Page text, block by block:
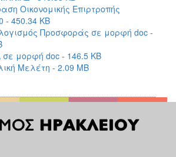
Οικονομικής Επιρτροπής
- 450.34 KB
Προσφοράς σε μορφή doc -
μορφή doc - 146.5 KB
Μελέτη - 2.09 MB